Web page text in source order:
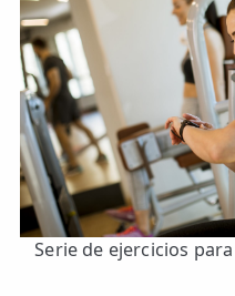
Serie de ejercicios